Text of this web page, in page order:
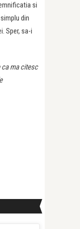
si
din
Sper, sa-i
ma citesc